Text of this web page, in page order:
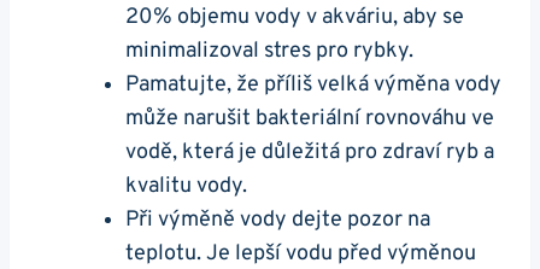
20% objemu vody v akváriu,‌ aby se
minimalizoval stres pro rybky.
Pamatujte, že ⁣příliš velká‌ výměna vody
může narušit bakteriální rovnováhu ve
vodě, která je důležitá pro ⁤zdraví ryb a
kvalitu vody.
Při výměně⁣ vody dejte pozor na⁤
teplotu. Je lepší vodu před ​výměnou